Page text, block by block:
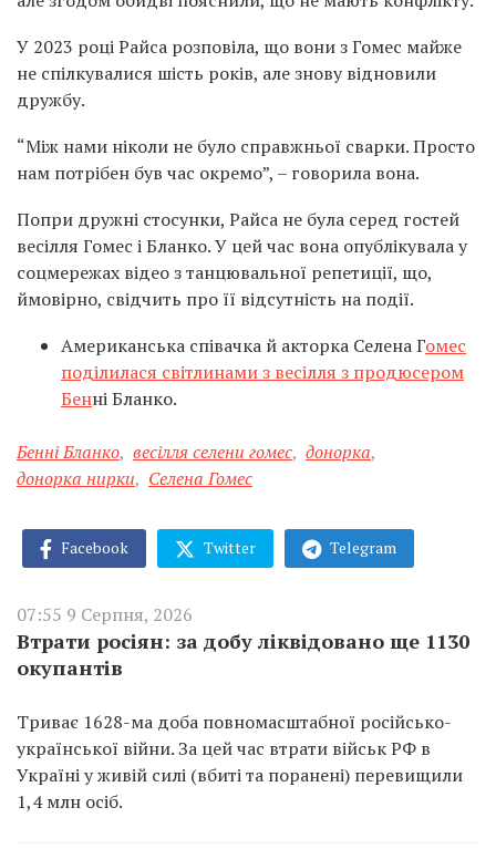
У 2023 році Райса розповіла, що вони з Гомес майже
не спілкувалися шість років, але знову відновили
дружбу.
“Між нами ніколи не було справжньої сварки. Просто
нам потрібен був час окремо”, – говорила вона.
Попри дружні стосунки, Райса не була серед гостей
весілля Гомес і Бланко. У цей час вона опублікувала у
соцмережах відео з танцювальної репетиції, що,
ймовірно, свідчить про її відсутність на події.
Американська співачка й акторка Селена Гомес
поділилася світлинами з весілля з продюсером
Бенні Бланко.
Бенні Бланко, весілля селени гомес, донорка,
донорка нирки, Селена Гомес
Facebook Twitter Telegram
07:55 9 Серпня, 2026
Втрати росіян: за добу ліквідовано ще 1130
окупантів
Триває 1628-ма доба повномасштабної російсько-
української війни. За цей час втрати військ РФ в
Україні у живій силі (вбиті та поранені) перевищили
1,4 млн осіб.